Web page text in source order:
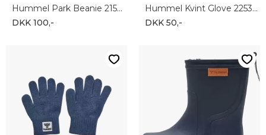
Hummel Park Beanie 215954-2800
DKK 100,-
Hummel Kvint Glove 225317-8719
DKK 50,-